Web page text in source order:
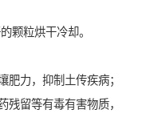
颗粒烘干冷却。
肥力，抑制土传疾病；
残留等有毒有害物质，